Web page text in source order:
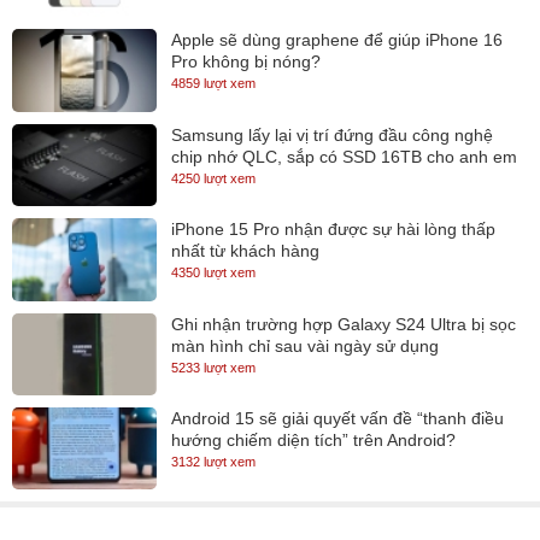
dữ liệu, phát hiện tính chẵn lẻ trên chip nhằm xác thực tính toàn
vẹn của dữ liệu, bên cạnh đó còn thực hiện 1 vài tính năng RAS
mạnh mẽ khác.
Chip đồ họa intel UHD Graphics 620 thuộc dòng chip cải tiến nâng
cao khả năng làm việc so với 520, với thử nghiệm qua 3D Mark
Cloud Gate( đánh giá về khả năng xử lý đồ họa game)Intel HD
Graphics 620 nhanh hơn khoảng 7% so với dòng 520 trước đó.
Đặc biệt, còn có option VGA rời NVIDIA GeForce MX130 2GB
GDDR5 bên trong giúp Dell Vostro 5581 có thể chạy tốt hơn những
phần mềm đồ họa văn phòng và chơi được các dạng game có cấu
hình tầm trung. Với kiến trúc Maxell cũ nhưng NVIDIA GeForce
MX130 vẫn mạnh hơn khoảng 2,5 lần so với chính card Intel UHD
Graphics 620 onboard.
Apple sẽ dùng graphene để giúp iPhone 16
Pro không bị nóng?
4859 lượt xem
Samsung lấy lại vị trí đứng đầu công nghệ
chip nhớ QLC, sắp có SSD 16TB cho anh em
lưu trữ
4250 lượt xem
iPhone 15 Pro nhận được sự hài lòng thấp
nhất từ khách hàng
4350 lượt xem
Ghi nhận trường hợp Galaxy S24 Ultra bị sọc
màn hình chỉ sau vài ngày sử dụng
5233 lượt xem
Android 15 sẽ giải quyết vấn đề “thanh điều
hướng chiếm diện tích” trên Android?
3132 lượt xem